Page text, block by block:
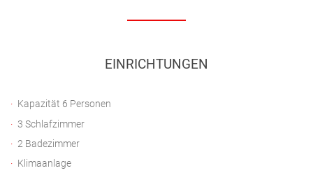
EINRICHTUNGEN
Kapazität 6 Personen
3 Schlafzimmer
2 Badezimmer
Klimaanlage